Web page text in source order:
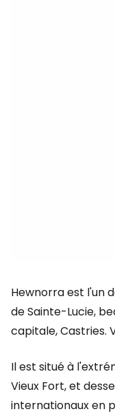
Hewnorra est l'un
de Sainte-Lucie,
capitale, Castries.
Il est situé à
Vieux Fort, et
internationaux en